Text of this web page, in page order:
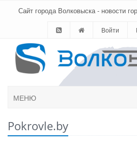
Сайт города Волковыска - новости
Войти
МЕНЮ
Pokrovle.by